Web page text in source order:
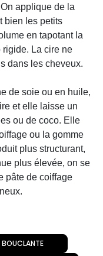
applique de la
bien les petits
en tapotant la
rigide. La cire ne
dans les cheveux.
de soie ou en huile,
et elle laisse un
ou de coco. Elle
ou la gomme
plus structurant,
plus élevée, on se
pâte de coiffage
BOUCLANTE